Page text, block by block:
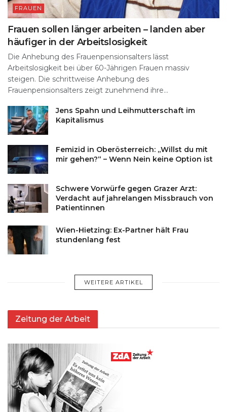
FRAUEN
Frauen sollen länger arbeiten – landen aber
häufiger in der Arbeitslosigkeit
Die Anhebung des Frauenpensionsalters lässt
Arbeitslosigkeit bei über 60-Jährigen Frauen massiv
steigen. Die schrittweise Anhebung des
Frauenpensionsalters zeigt zunehmend ihre...
Jens Spahn und Leihmutterschaft im
Kapitalismus
Femizid in Oberösterreich: „Willst du mit
mir gehen?“ – Wenn Nein keine Option ist
Schwere Vorwürfe gegen Grazer Arzt:
Verdacht auf jahrelangen Missbrauch von
Patientinnen
Wien-Hietzing: Ex-Partner hält Frau
stundenlang fest
WEITERE ARTIKEL
Zeitung der Arbeit